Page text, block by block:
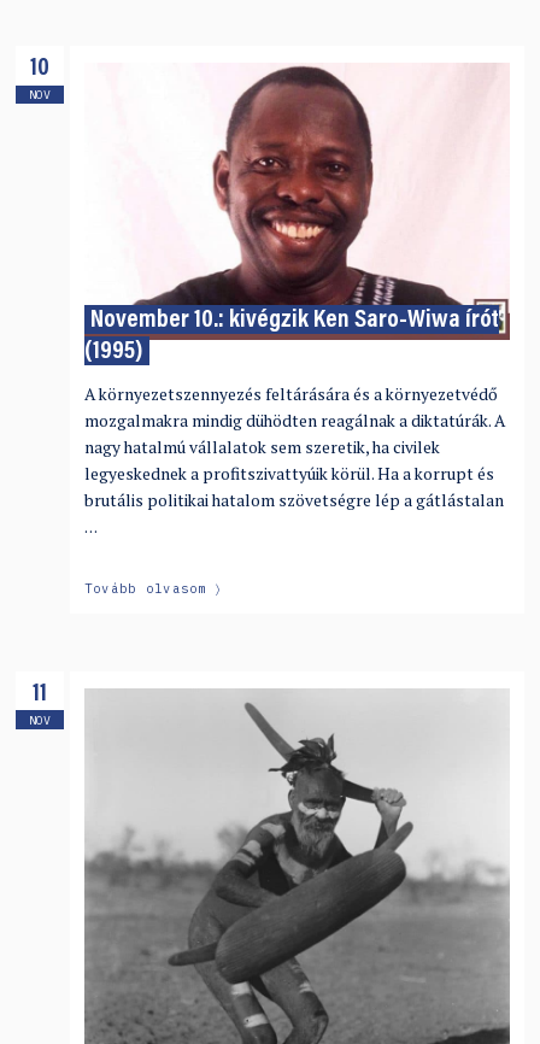
10
NOV
November 10.: kivégzik Ken Saro-Wiwa írót
(1995)
A környezetszennyezés feltárására és a környezetvédő
mozgalmakra mindig dühödten reagálnak a diktatúrák. A
nagy hatalmú vállalatok sem szeretik, ha civilek
legyeskednek a profitszivattyúik körül. Ha a korrupt és
brutális politikai hatalom szövetségre lép a gátlástalan
…
Tovább olvasom
11
NOV